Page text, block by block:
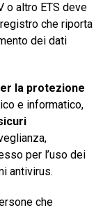
o altro ETS deve
che riporta
dei dati
la protezione
e informatico,
per l’uso dei
antivirus.
che